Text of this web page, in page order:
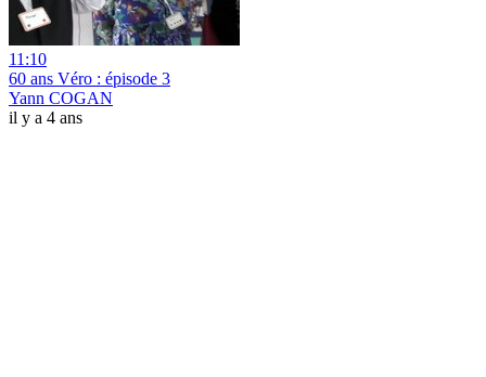
11:10
60 ans Véro : épisode 3
Yann COGAN
il y a 4 ans